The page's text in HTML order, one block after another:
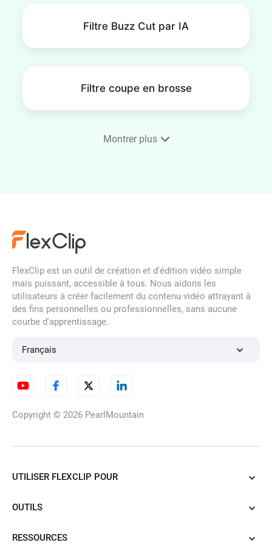
Filtre Buzz Cut par IA
Filtre coupe en brosse
Changeur de Couleur de
Cheveux pas IA
Montrer plus
FlexClip est un outil de création et d'édition vidéo simple
mais puissant, accessible à tous. Nous aidons les
utilisateurs à créer facilement du contenu vidéo attrayant à
des fins personnelles ou professionnelles, sans aucune
courbe d'apprentissage.
Français
Copyright © 2026 PearlMountain
UTILISER FLEXCLIP POUR
OUTILS
RESSOURCES